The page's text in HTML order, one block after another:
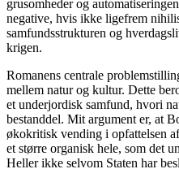
grusomheder og
negative, hvis ikke ligefrem
samfundsstrukturen og
krigen.
Romanens centrale
mellem natur og kultur. Dette
et underjordisk samfund, hvori
bestanddel. Mit argument er, at
økokritisk vending i opfattelsen
et større organisk hele, som det
Heller ikke selvom Staten har